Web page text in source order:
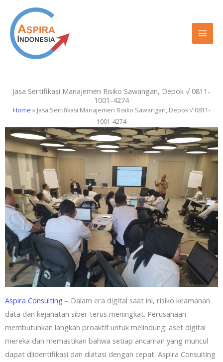
konten
Jasa Sertifikasi Manajemen Risiko Sawangan, Depok √ 0811-
1001-4274
Home » Jasa Sertifikasi Manajemen Risiko Sawangan, Depok √ 0811-
1001-4274
Aspira Consulting – Dalam era digital saat ini, risiko keamanan
data dan kejahatan siber terus meningkat. Perusahaan
membutuhkan langkah proaktif untuk melindungi aset digital
mereka dan memastikan bahwa setiap ancaman yang muncul
dapat diidentifikasi dan diatasi dengan cepat. Aspira Consulting